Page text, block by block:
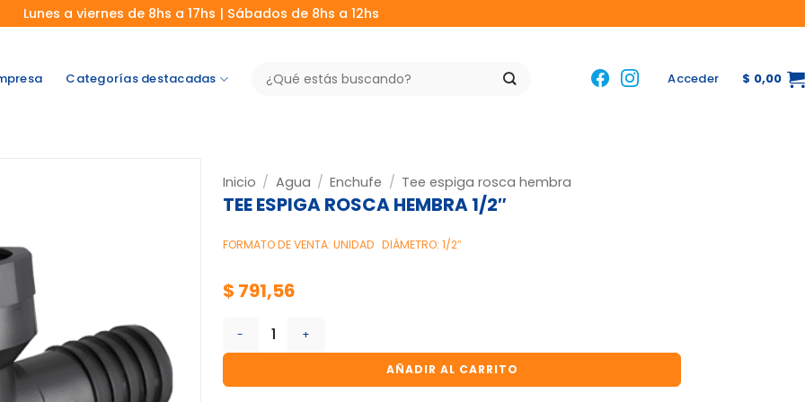
Lunes a viernes de 8hs a 17hs | Sábados de 8hs a 12hs
Categorías destacadas
Buscar
por:
Acceder $ 0,00
Inicio / Agua / Enchufe / Tee espiga rosca hembra
TEE ESPIGA ROSCA HEMBRA 1/2″
FORMATO DE VENTA: UNIDAD DIÁMETRO: 1/2″
$ 791,56
TEE ESPIGA ROSCA HEMBRA 1/2" cantidad
AÑADIR AL CARRITO